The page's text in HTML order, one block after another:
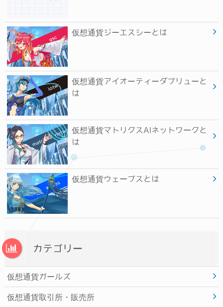
仮想通貨ジーエスシーとは
仮想通貨アイオーティーダブリューと
は
仮想通貨マトリクスAIネットワークと
は
仮想通貨ウェーブスとは
カテゴリー
仮想通貨ガールズ
仮想通貨取引所・販売所